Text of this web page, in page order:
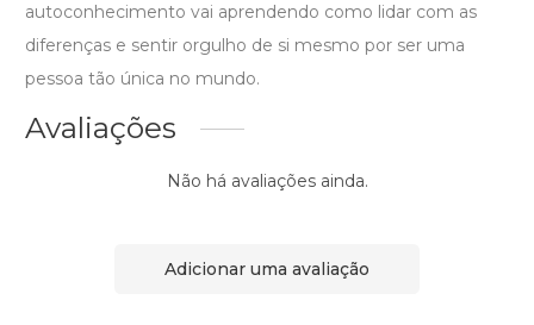
autoconhecimento vai aprendendo como lidar com as
diferenças e sentir orgulho de si mesmo por ser uma
pessoa tão única no mundo.
Avaliações
Não há avaliações ainda.
Adicionar uma avaliação